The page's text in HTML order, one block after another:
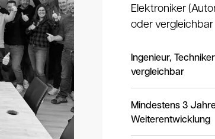
Elektroniker
oder vergleichbar
Ingenieur,
vergleichbar
Mindestens 3
Weiterentwicklung